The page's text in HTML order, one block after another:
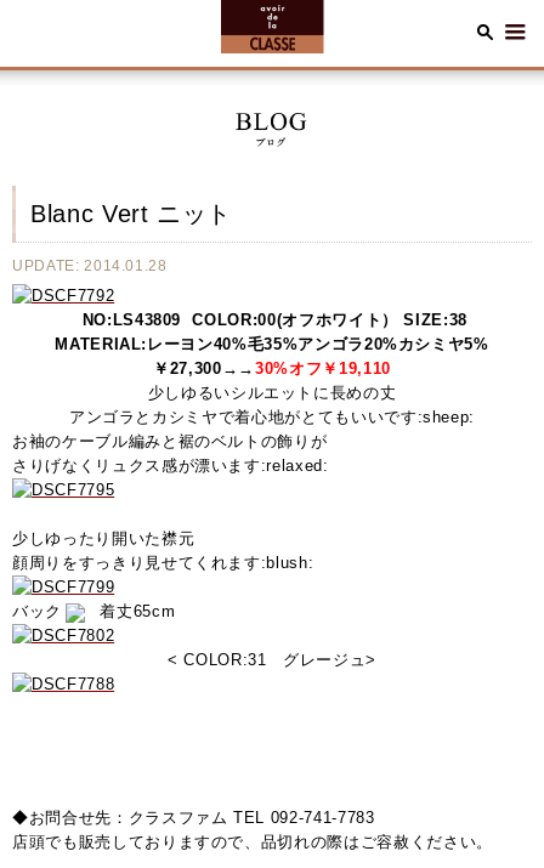
Blanc Vert ニット
UPDATE: 2014.01.28
NO:LS43809 COLOR:00(オフホワイト） SIZE:38
MATERIAL:レーヨン40%毛35%アンゴラ20%カシミヤ5%
￥27,300→→30%オフ￥19,110
少しゆるいシルエットに長めの丈
アンゴラとカシミヤで着心地がとてもいいです:sheep:
お袖のケーブル編みと裾のベルトの飾りが
さりげなくリュクス感が漂います:relaxed:
少しゆったり開いた襟元
顔周りをすっきり見せてくれます:blush:
バック 着丈65cm
< COLOR:31 グレージュ>
◆お問合せ先：クラスファム TEL 092-741-7783
店頭でも販売しておりますので、品切れの際はご容赦ください。